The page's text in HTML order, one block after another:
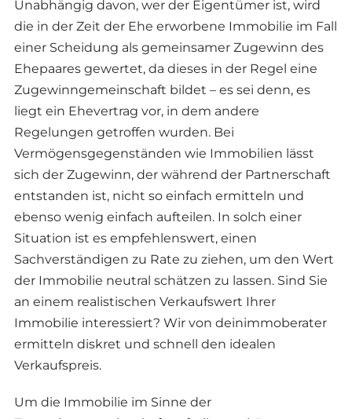
Unabhängig davon, wer der Eigentümer ist, wird
die in der Zeit der Ehe erworbene Immobilie im Fall
einer Scheidung als gemeinsamer Zugewinn des
Ehepaares gewertet, da dieses in der Regel eine
Zugewinngemeinschaft bildet – es sei denn, es
liegt ein Ehevertrag vor, in dem andere
Regelungen getroffen wurden. Bei
Vermögensgegenständen wie Immobilien lässt
sich der Zugewinn, der während der Partnerschaft
entstanden ist, nicht so einfach ermitteln und
ebenso wenig einfach aufteilen. In solch einer
Situation ist es empfehlenswert, einen
Sachverständigen zu Rate zu ziehen, um den Wert
der Immobilie neutral schätzen zu lassen. Sind Sie
an einem realistischen Verkaufswert Ihrer
Immobilie interessiert? Wir von deinimmoberater
ermitteln diskret und schnell den idealen
Verkaufspreis.
Um die Immobilie im Sinne der